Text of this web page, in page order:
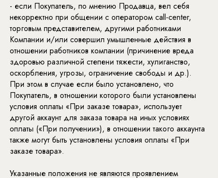
- если Покупатель, по мнению Продавца, вел себя
некорректно при общении с оператором call-center,
торговым представителем, другими работниками
Компании и/или совершил умышленные действия в
отношении работников компании (причинение вреда
здоровью различной степени тяжести, хулиганство,
оскорбления, угрозы, ограничение свободы и др.).
При этом в случае если было установлено, что
Покупатель, в отношении которого были установлены
условия оплаты «При заказе товара», использует
другой аккаунт для заказа товара на иных условиях
оплаты («При получении»), в отношении такого аккаунта
также могут быть установлены условия оплаты «При
заказе товара».
Указанные положения не являются проявлением